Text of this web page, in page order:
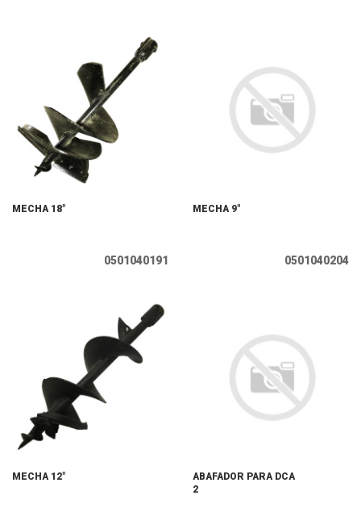
MECHA 18"
0501040191
MECHA 9"
0501040204
MECHA 12"
ABAFADOR PARA DCA
2